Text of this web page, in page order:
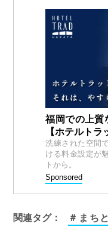
福岡での上質
【ホテルトラ
洗練された空間
ける料金設定が
トから。
Sponsored
関連タグ： ＃まち